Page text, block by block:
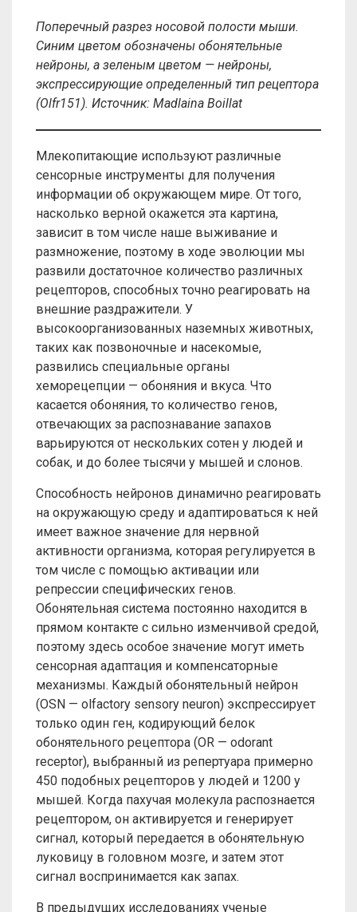
Поперечный разрез носовой полости мыши.
Синим цветом обозначены обонятельные
нейроны, а зеленым цветом — нейроны,
экспрессирующие определенный тип рецептора
(Olfr151). Источник: Madlaina Boillat
Млекопитающие используют различные
сенсорные инструменты для получения
информации об окружающем мире. От того,
насколько верной окажется эта картина,
зависит в том числе наше выживание и
размножение, поэтому в ходе эволюции мы
развили достаточное количество различных
рецепторов, способных точно реагировать на
внешние раздражители. У
высокоорганизованных наземных животных,
таких как позвоночные и насекомые,
развились специальные органы
хеморецепции — обоняния и вкуса. Что
касается обоняния, то количество генов,
отвечающих за распознавание запахов
варьируются от нескольких сотен у людей и
собак, и до более тысячи у мышей и слонов.
Способность нейронов динамично реагировать
на окружающую среду и адаптироваться к ней
имеет важное значение для нервной
активности организма, которая регулируется в
том числе с помощью активации или
репрессии специфических генов.
Обонятельная система постоянно находится в
прямом контакте с сильно изменчивой средой,
поэтому здесь особое значение могут иметь
сенсорная адаптация и компенсаторные
механизмы. Каждый обонятельный нейрон
(OSN — olfactory sensory neuron) экспрессирует
только один ген, кодирующий белок
обонятельного рецептора (OR — odorant
receptor), выбранный из репертуара примерно
450 подобных рецепторов у людей и 1200 у
мышей. Когда пахучая молекула распознается
рецептором, он активируется и генерирует
сигнал, который передается в обонятельную
луковицу в головном мозге, и затем этот
сигнал воспринимается как запах.
В предыдущих исследованиях ученые